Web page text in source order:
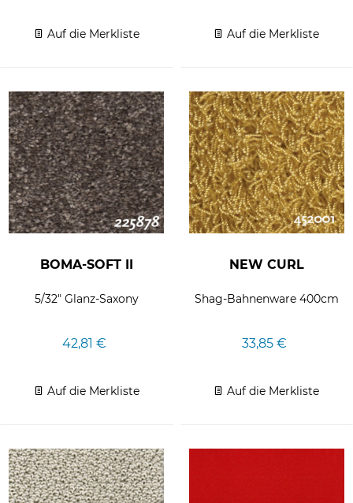
Auf die Merkliste Auf die Merkliste
BOMA-SOFT II
5/32" Glanz-Saxony
42,81 €
Auf die Merkliste
NEW CURL
Shag-Bahnenware 400cm
33,85 €
Auf die Merkliste